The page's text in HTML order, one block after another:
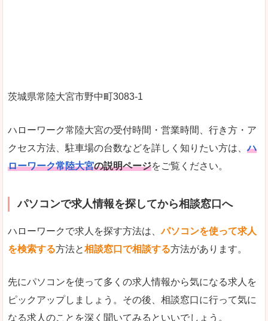
茨城県常陸大宮市野中町3083-1
ハローワーク常陸大宮の受付時間・営業時間、行き方・ア
クセス方法、駐車場の台数などを詳しく知りたい方は、ハ
ローワーク常陸大宮の説明ページをご覧ください。
パソコンで求人情報を探してから相談窓口へ
ハローワークで求人を探す方法は、パソコンを使って求人
を検索する方法と相談窓口で相談する方法があります。
先にパソコンを使って多くの求人情報から気になる求人を
ピックアップしましょう。その後、相談窓口に行って気に
なる求人のことを深く聞いてみるといいでしょう。